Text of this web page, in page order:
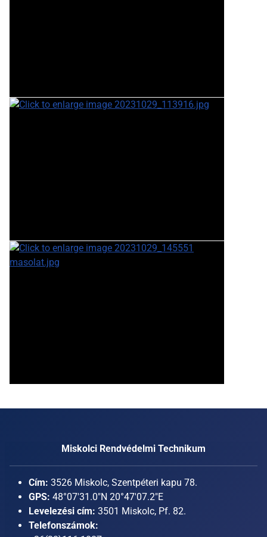
Miskolci Rendvédelmi Technikum
Cím: 3526 Miskolc, Szentpéteri kapu 78.
GPS: 48°07'31.0"N 20°47'07.2"E
Levelezési cím: 3501 Miskolc, Pf. 82.
Telefonszámok: